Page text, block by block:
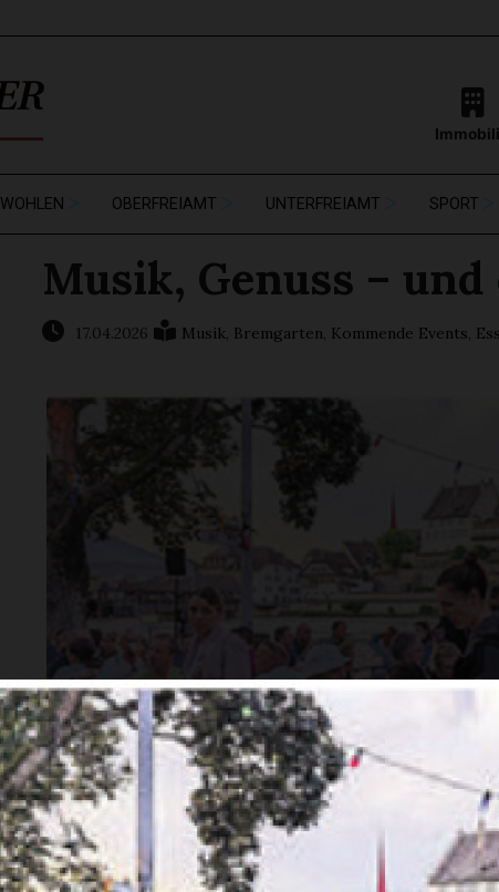
WOHLEN OBERFREIAMT UNTERFREIAMT SPORT
Musik, Genuss –
17.04.2026 Musik, Bremgarten, Kommende Events,
Vor der Kulisse Bremgartens lässt es sich